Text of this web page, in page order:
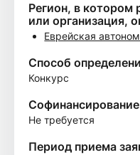
Регион, в котором
или организация,
Еврейская
Способ
Конкурс
Не требуется
Период приема